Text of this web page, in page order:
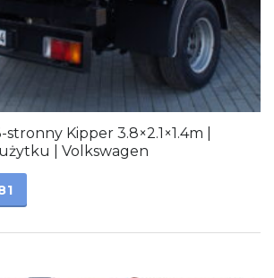
Kipper 3.8×2.1×1.4m |
| Volkswagen